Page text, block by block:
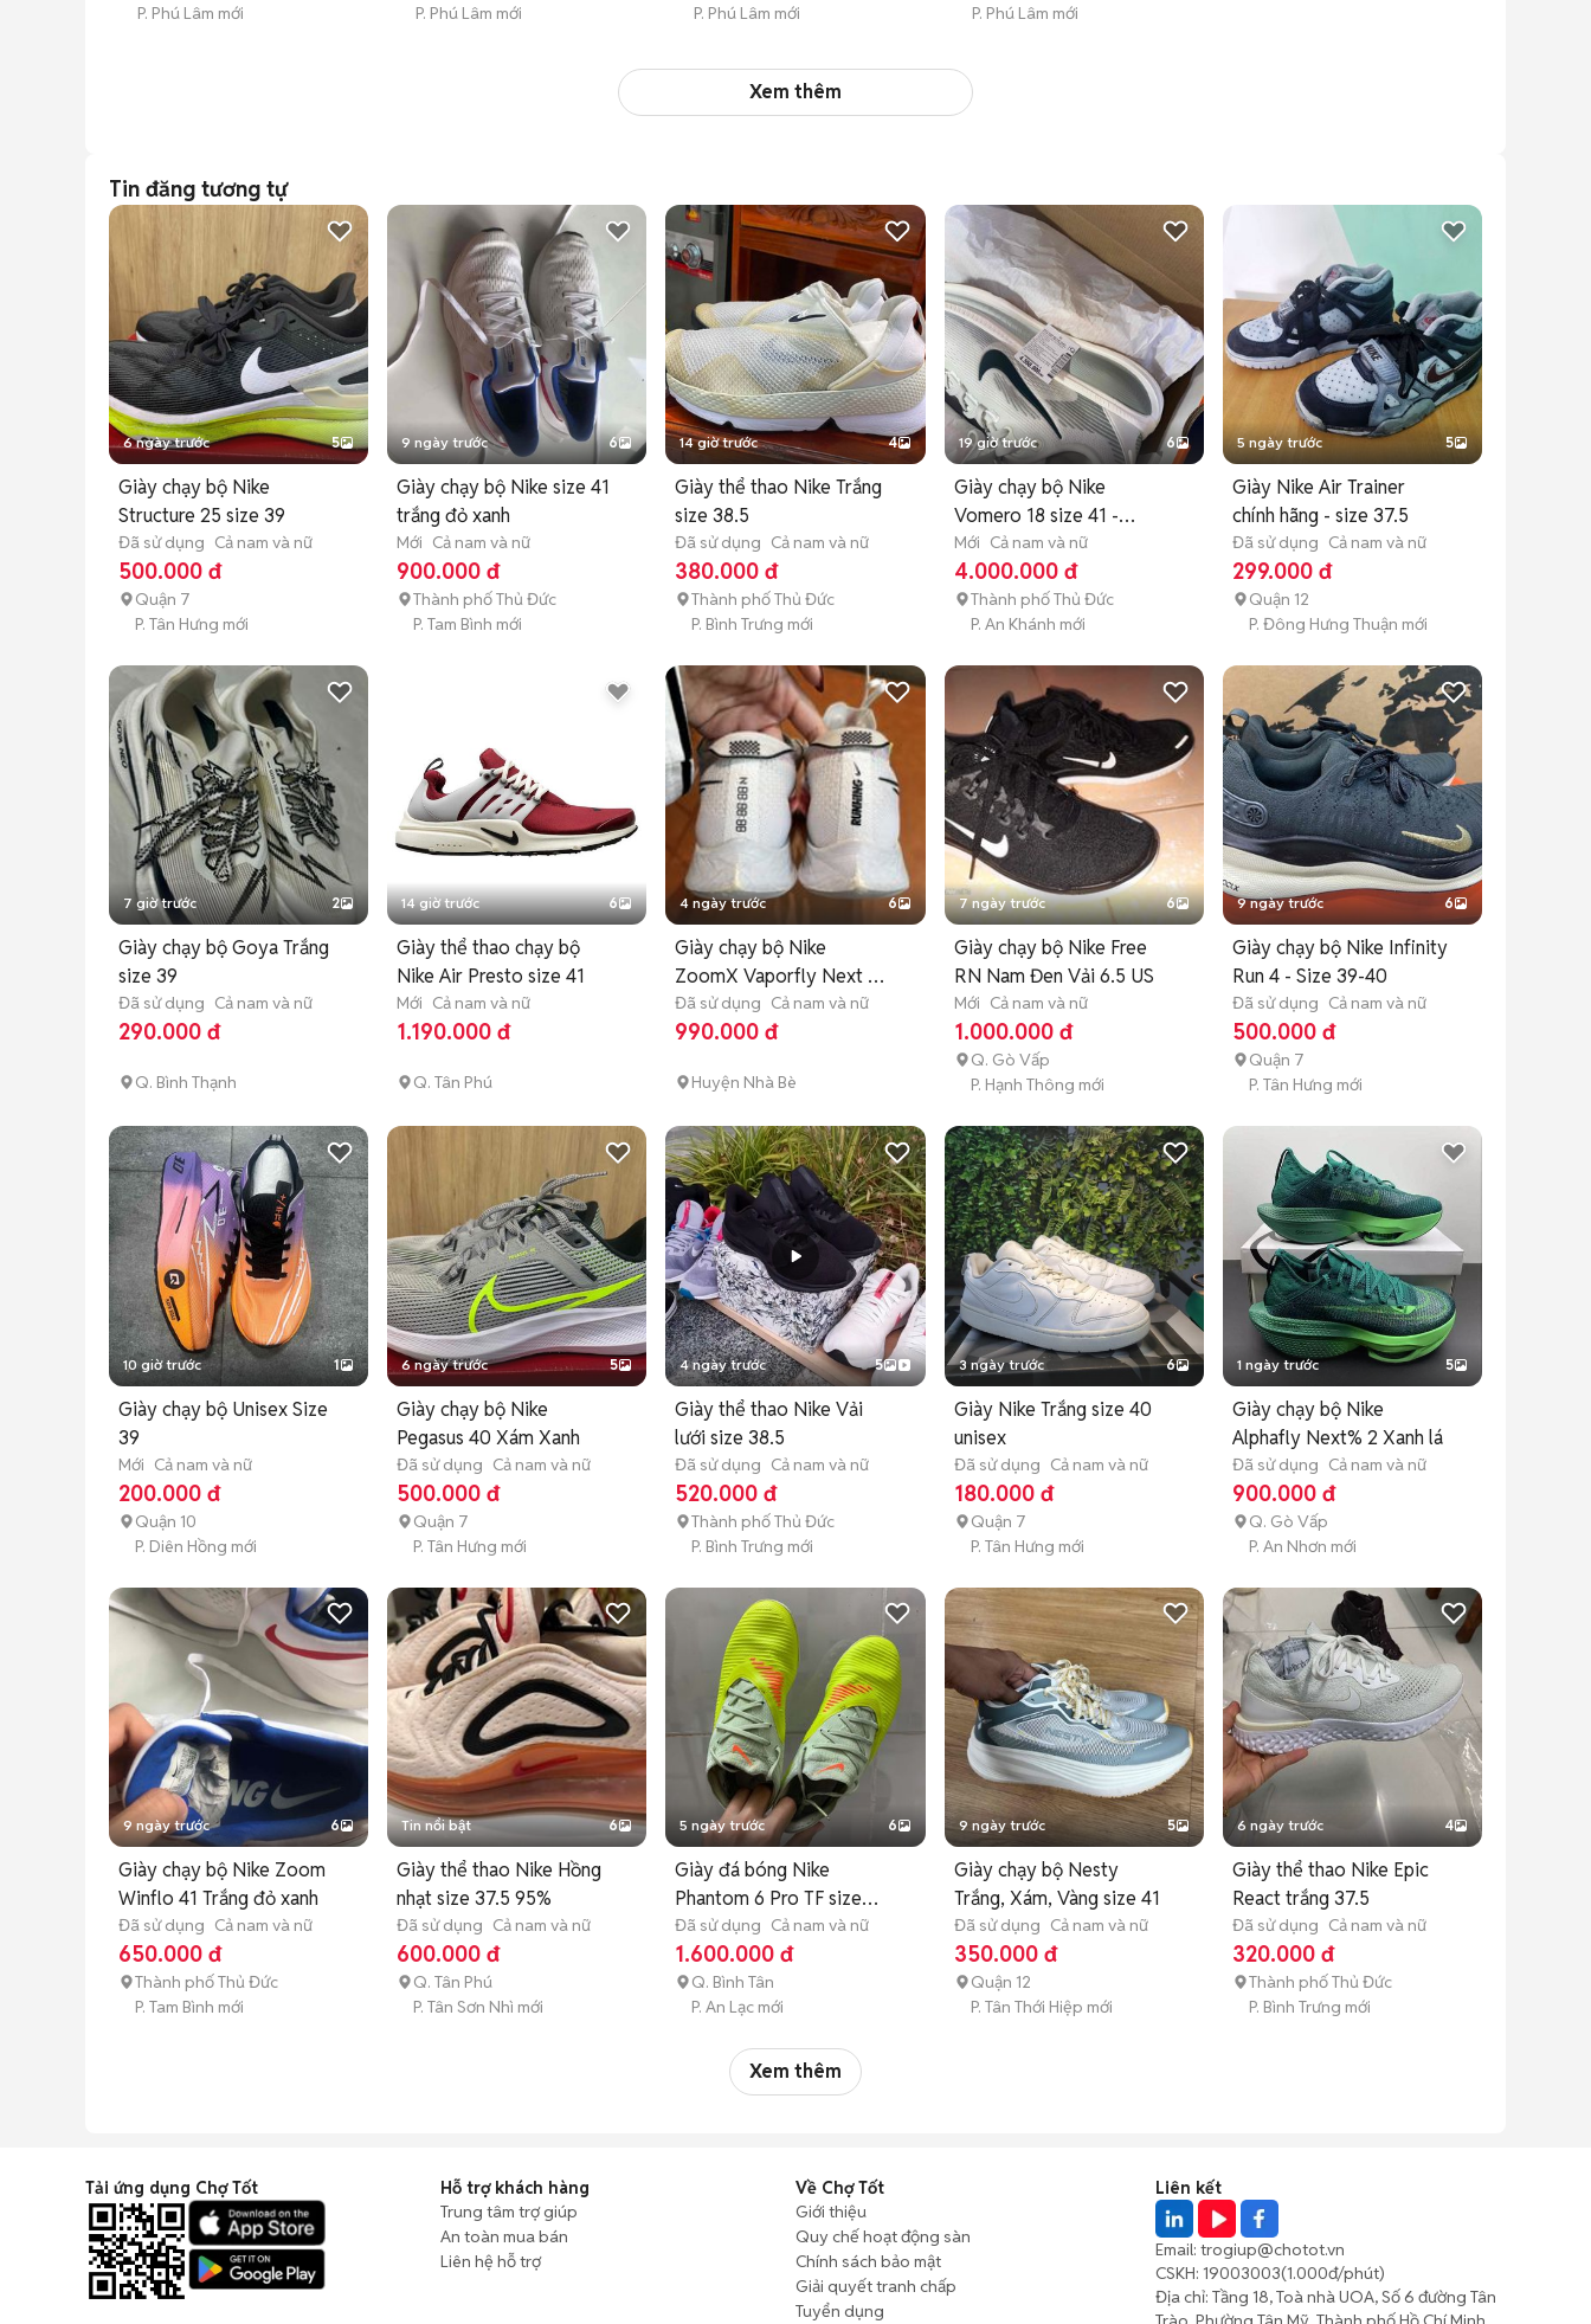
P. Phú Lâm mới
P. Phú Lâm mới
P. Phú Lâm mới
P. Phú Lâm mới
Xem thêm
Tin đăng tương tự
6 ngày trước 5
Giày chạy bộ Nike
Structure 25 size 39
Đã sử dụng Cả nam và nữ
500.000 đ
Quận 7
P. Tân Hưng mới
9 ngày trước 6
Giày chạy bộ Nike size 41
trắng đỏ xanh
Mới Cả nam và nữ
900.000 đ
Thành phố Thủ Đức
P. Tam Bình mới
14 giờ trước 4
Giày thể thao Nike Trắng
size 38.5
Đã sử dụng Cả nam và nữ
380.000 đ
Thành phố Thủ Đức
P. Bình Trưng mới
19 giờ trước 6
Giày chạy bộ Nike
Vomero 18 size 41 -
NEW100%-
Mới Cả nam và nữ
4.000.000 đ
Thành phố Thủ Đức
P. An Khánh mới
5 ngày trước 5
Giày Nike Air Trainer
chính hãng - size 37.5
Đã sử dụng Cả nam và nữ
299.000 đ
Quận 12
P. Đông Hưng Thuận mới
7 giờ trước 2
Giày chạy bộ Goya Trắng
size 39
Đã sử dụng Cả nam và nữ
290.000 đ
Q. Bình Thạnh
14 giờ trước 6
Giày thể thao chạy bộ
Nike Air Presto size 41
Mới Cả nam và nữ
1.190.000 đ
Q. Tân Phú
4 ngày trước 6
Giày chạy bộ Nike
ZoomX Vaporfly Next 2
size 41
Đã sử dụng Cả nam và nữ
990.000 đ
Huyện Nhà Bè
7 ngày trước 6
Giày chạy bộ Nike Free
RN Nam Đen Vải 6.5 US
Mới Cả nam và nữ
1.000.000 đ
Q. Gò Vấp
P. Hạnh Thông mới
9 ngày trước 6
Giày chạy bộ Nike Infinity
Run 4 - Size 39-40
Đã sử dụng Cả nam và nữ
500.000 đ
Quận 7
P. Tân Hưng mới
10 giờ trước 1
Giày chạy bộ Unisex Size
39
Mới Cả nam và nữ
200.000 đ
Quận 10
P. Diên Hồng mới
6 ngày trước 5
Giày chạy bộ Nike
Pegasus 40 Xám Xanh
Đã sử dụng Cả nam và nữ
500.000 đ
Quận 7
P. Tân Hưng mới
4 ngày trước 5
Giày thể thao Nike Vải
lưới size 38.5
Đã sử dụng Cả nam và nữ
520.000 đ
Thành phố Thủ Đức
P. Bình Trưng mới
3 ngày trước 6
Giày Nike Trắng size 40
unisex
Đã sử dụng Cả nam và nữ
180.000 đ
Quận 7
P. Tân Hưng mới
1 ngày trước 5
Giày chạy bộ Nike
Alphafly Next% 2 Xanh lá
Đã sử dụng Cả nam và nữ
900.000 đ
Q. Gò Vấp
P. An Nhơn mới
9 ngày trước 6
Giày chạy bộ Nike Zoom
Winflo 41 Trắng đỏ xanh
Đã sử dụng Cả nam và nữ
650.000 đ
Thành phố Thủ Đức
P. Tam Bình mới
Tin nổi bật 6
Giày thể thao Nike Hồng
nhạt size 37.5 95%
Đã sử dụng Cả nam và nữ
600.000 đ
Q. Tân Phú
P. Tân Sơn Nhì mới
5 ngày trước 6
Giày đá bóng Nike
Phantom 6 Pro TF size
37.5
Đã sử dụng Cả nam và nữ
1.600.000 đ
Q. Bình Tân
P. An Lạc mới
9 ngày trước 5
Giày chạy bộ Nesty
Trắng, Xám, Vàng size 41
Đã sử dụng Cả nam và nữ
350.000 đ
Quận 12
P. Tân Thới Hiệp mới
6 ngày trước 4
Giày thể thao Nike Epic
React trắng 37.5
Đã sử dụng Cả nam và nữ
320.000 đ
Thành phố Thủ Đức
P. Bình Trưng mới
Xem thêm
Tải ứng dụng Chợ Tốt
Hỗ trợ khách hàng
Trung tâm trợ giúp
An toàn mua bán
Liên hệ hỗ trợ
Về Chợ Tốt
Giới thiệu
Quy chế hoạt động sàn
Chính sách bảo mật
Giải quyết tranh chấp
Tuyển dụng
Liên kết
Email: trogiup@chotot.vn
CSKH: 19003003(1.000đ/phút)
Địa chỉ: Tầng 18, Toà nhà UOA, Số 6 đường Tân